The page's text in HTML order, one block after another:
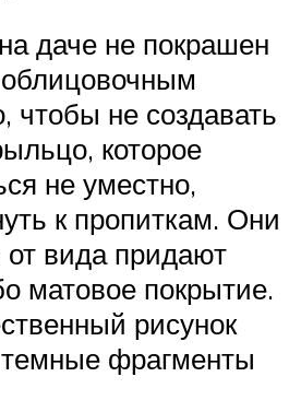
даче не покрашен
чтобы не создавать
которое
не уместно,
к пропиткам. Они
вида придают
матовое покрытие.
рисунок
фрагменты